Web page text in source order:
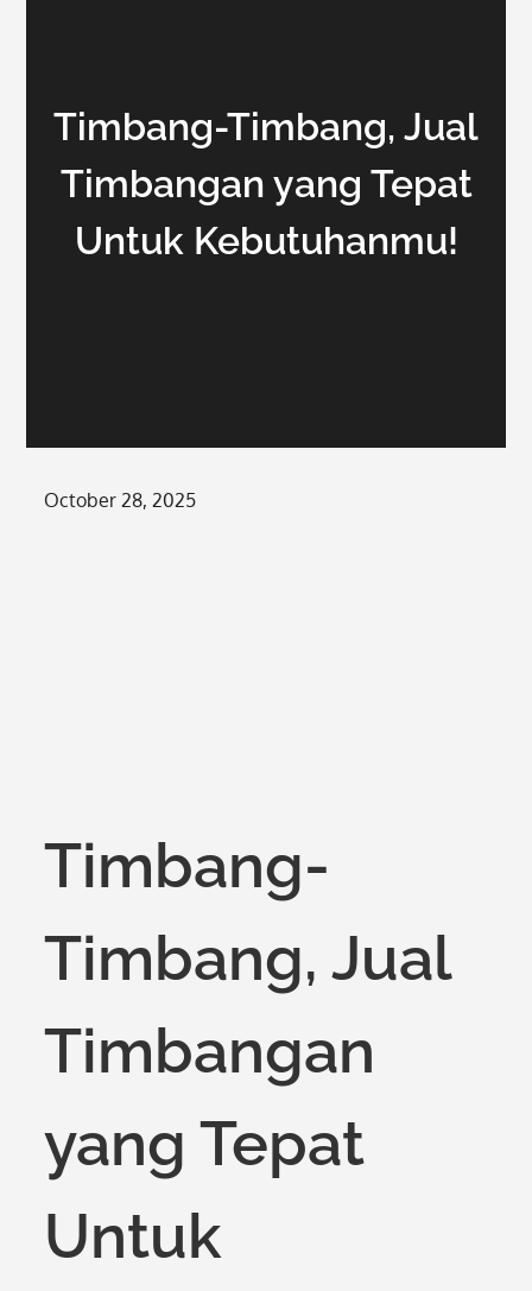
Timbang-Timbang, Jual
Timbangan yang Tepat
Untuk Kebutuhanmu!
Posted
October 28, 2025
Timbang-
Timbang, Jual
Timbangan
yang Tepat
Untuk